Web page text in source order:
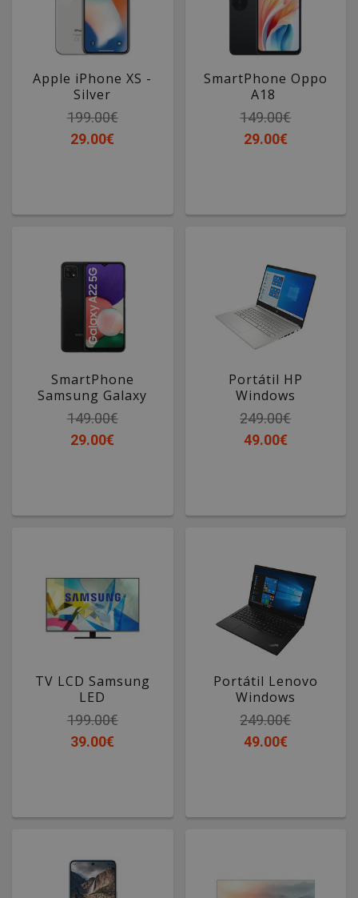
Apple iPhone XS -
Silver
199.00€
29.00€
SmartPhone Oppo
A18
149.00€
29.00€
SmartPhone
Samsung Galaxy
A22
149.00€
29.00€
Portátil HP
Windows
249.00€
49.00€
TV LCD Samsung
LED
199.00€
39.00€
Portátil Lenovo
Windows
249.00€
49.00€